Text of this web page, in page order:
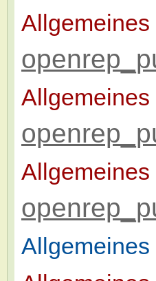
Allgemeines
Allgemeines